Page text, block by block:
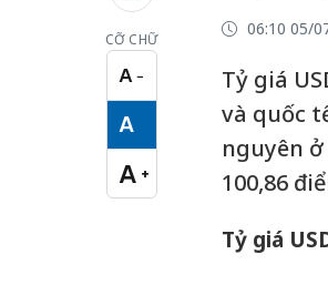
CỠ CHỮ
A −
Cỡ chữ nhỏ
A
Cỡ chữ vừa
A +
Cỡ chữ lớn
06:10 05/
Tỷ giá
và quốc
nguyên
100,86
Tỷ giá